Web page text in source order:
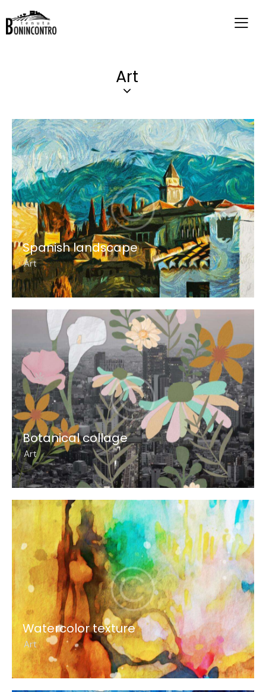
Art
Spanish landscape
Art
Botanical collage
Art
Watercolor texture
Art